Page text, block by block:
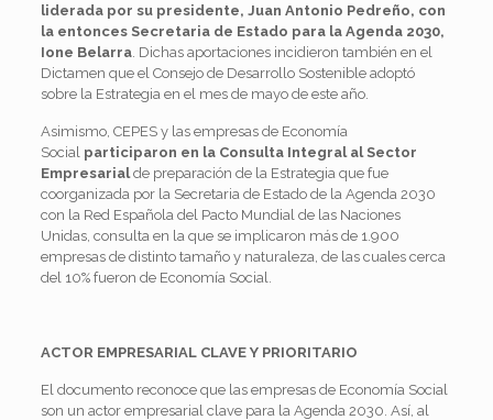
liderada por su presidente, Juan Antonio Pedreño, con
la entonces Secretaria de Estado para la Agenda 2030,
Ione Belarra. Dichas aportaciones incidieron también en el
Dictamen que el Consejo de Desarrollo Sostenible adoptó
sobre la Estrategia en el mes de mayo de este año.
Asimismo, CEPES y las empresas de Economía
Social participaron en la Consulta Integral al Sector
Empresarialde preparación de la Estrategia que fue
coorganizada por la Secretaria de Estado de la Agenda 2030
con la Red Española del Pacto Mundial de las Naciones
Unidas, consulta en la que se implicaron más de 1.900
empresas de distinto tamaño y naturaleza, de las cuales cerca
del 10% fueron de Economía Social.
ACTOR EMPRESARIAL CLAVE Y PRIORITARIO
El documento reconoce que las empresas de Economía Social
son un actor empresarial clave para la Agenda 2030. Así, al